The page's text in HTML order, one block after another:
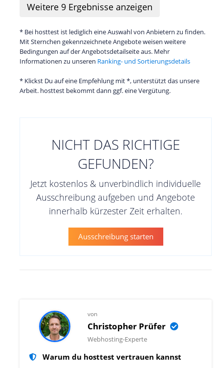
Weitere 9 Ergebnisse anzeigen
* Bei hosttest ist lediglich eine Auswahl von Anbietern zu finden.
Mit Sternchen gekennzeichnete Angebote weisen weitere
Bedingungen auf der Angebotsdetailseite aus. Mehr
Informationen zu unseren Ranking- und Sortierungsdetails
* Klickst Du auf eine Empfehlung mit *, unterstützt das unsere
Arbeit. hosttest bekommt dann ggf. eine Vergütung.
NICHT DAS RICHTIGE
GEFUNDEN?
Jetzt kostenlos & unverbindlich individuelle
Ausschreibung aufgeben und Angebote
innerhalb kürzester Zeit erhalten.
Ausschreibung starten
von
Christopher Prüfer
Webhosting-Experte
Warum du hosttest vertrauen kannst